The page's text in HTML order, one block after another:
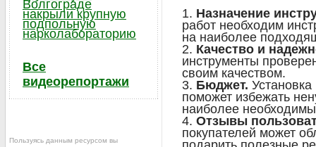
Назначение
работ необходим
на наиболее
Качество и
инструменты
своим качеством.
Бюджет.
поможет избежать
наиболее
Отзывы
покупателей может
Волгограде
накрыли крупную
подпольную
нарколабораторию
Все
видеорепортажи
Пользуясь данным ресурсом вы